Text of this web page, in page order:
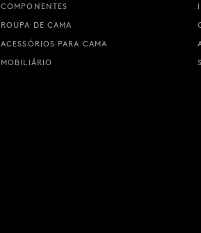
COMPONENTES
ROUPA DE CAMA
ACESSÓRIOS PARA CAMA
MOBILIÁRIO